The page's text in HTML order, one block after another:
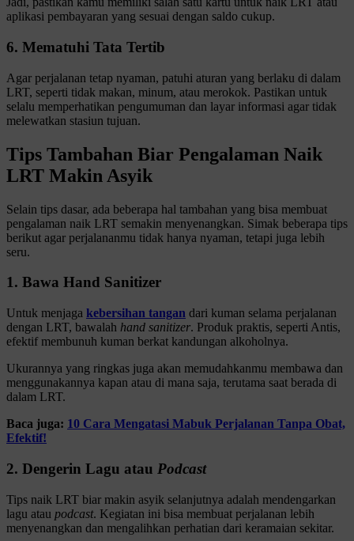
aplikasi pembayaran yang sesuai dengan saldo cukup.
6. Mematuhi Tata Tertib
Agar perjalanan tetap nyaman, patuhi aturan yang berlaku di dalam
LRT, seperti tidak makan, minum, atau merokok. Pastikan untuk
selalu memperhatikan pengumuman dan layar informasi agar tidak
melewatkan stasiun tujuan.
Tips Tambahan Biar Pengalaman Naik
LRT Makin Asyik
Selain tips dasar, ada beberapa hal tambahan yang bisa membuat
pengalaman naik LRT semakin menyenangkan. Simak beberapa tips
berikut agar perjalananmu tidak hanya nyaman, tetapi juga lebih
seru.
1. Bawa Hand Sanitizer
Untuk menjaga kebersihan tangan dari kuman selama perjalanan
dengan LRT, bawalah hand sanitizer. Produk praktis, seperti Antis,
efektif membunuh kuman berkat kandungan alkoholnya.
Ukurannya yang ringkas juga akan memudahkanmu membawa dan
menggunakannya kapan atau di mana saja, terutama saat berada di
dalam LRT.
Baca juga: 10 Cara Mengatasi Mabuk Perjalanan Tanpa Obat,
Efektif!
2. Dengerin Lagu atau Podcast
Tips naik LRT biar makin asyik selanjutnya adalah mendengarkan
lagu atau podcast. Kegiatan ini bisa membuat perjalanan lebih
menyenangkan dan mengalihkan perhatian dari keramaian sekitar.